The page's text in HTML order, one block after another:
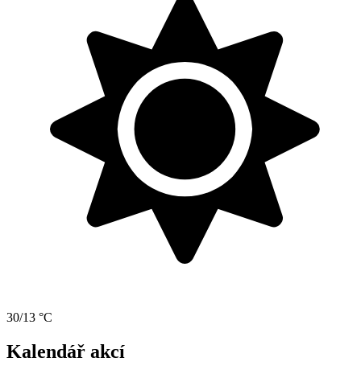
30/13 °C
Kalendář akcí